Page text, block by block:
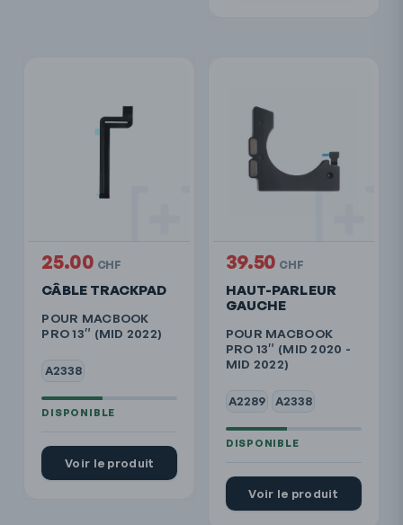
CÂBLE TRACKPAD
POUR MACBOOK
PRO 13″ (MID 2022)
A2338
25.00 CHF
Voir le produit
HAUT-PARLEUR
GAUCHE
POUR MACBOOK
PRO 13″ (MID 2020 -
MID 2022)
A2289 A2338
39.50 CHF
Voir le produit